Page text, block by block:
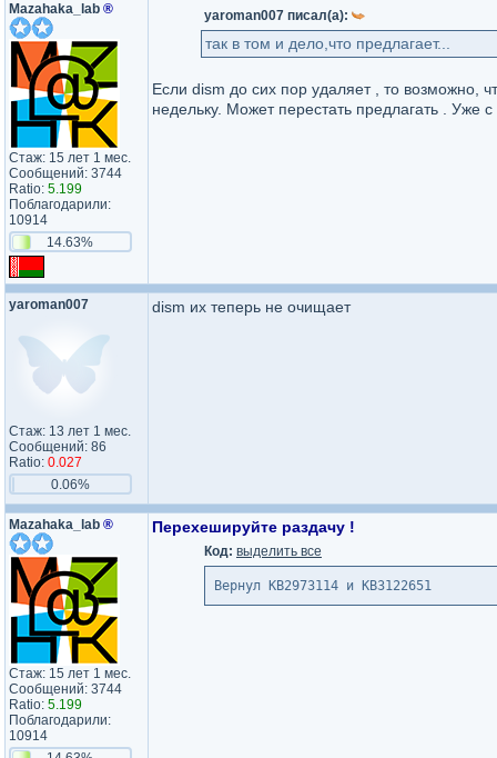
Mazahaka_lab ®
Стаж: 15 лет 1 мес.
Сообщений: 3744
Ratio: 5.199
Поблагодарили:
10914
14.63%
yaroman007 писал(а):
так в том и дело,что предлагает...
Если dism до сих пор удаляет , то возможно,
недельку. Может перестать предлагать . Уже с
yaroman007
Стаж: 13 лет 1 мес.
Сообщений: 86
Ratio: 0.027
0.06%
dism их теперь не очищает
Mazahaka_lab ®
Стаж: 15 лет 1 мес.
Сообщений: 3744
Ratio: 5.199
Поблагодарили:
10914
Перехешируйте раздачу !
Код: выделить все
Вернул KB2973114 и KB3122651